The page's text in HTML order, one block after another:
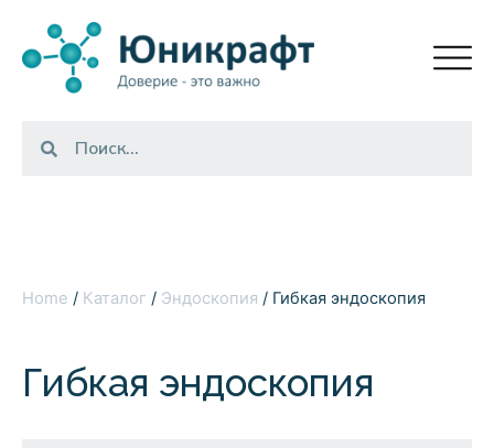
Home / Каталог / Эндоскопия / Гибкая эндоскопия
Гибкая эндоскопия